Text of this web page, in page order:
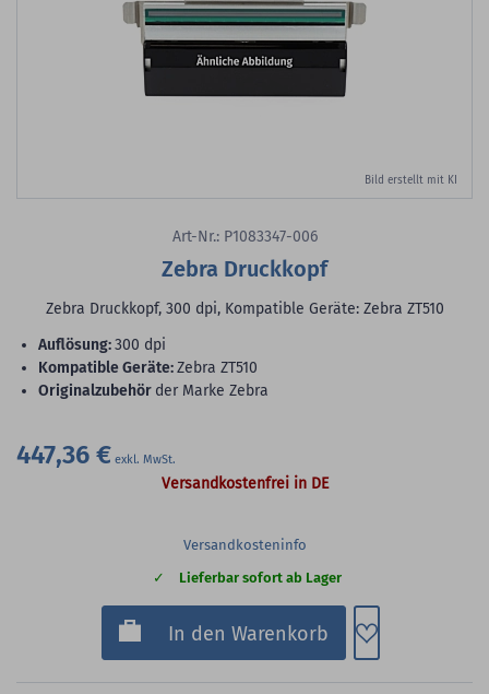
Bild erstellt mit KI
Art-Nr.: P1083347-006
Zebra Druckkopf
Zebra Druckkopf, 300 dpi, Kompatible Geräte: Zebra ZT510
Auflösung:300 dpi
Kompatible Geräte:Zebra ZT510
Originalzubehör der Marke Zebra
447,36 €
Versandkostenfrei in DE
Versandkosteninfo
Lieferbar sofort ab Lager
In den Warenkorb Zum